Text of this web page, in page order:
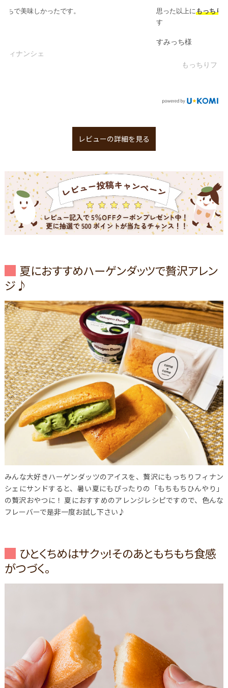
思った以上にもっちり
してて、甘過ぎずとっても美味しったで
レビューの詳細を見る
夏におすすめハーゲンダッツで贅沢アレン
ジ♪
みんな大好きハーゲンダッツのアイスを、贅沢にもっちりフィナン
シェにサンドすると、暑い夏にもぴったりの「もちもちひんやり」
の贅沢おやつに！ 夏におすすめのアレンジレシピですので、色んな
フレーバーで是非一度お試し下さい♪
ひとくちめはサクッ!そのあともちもち食感
がつづく。